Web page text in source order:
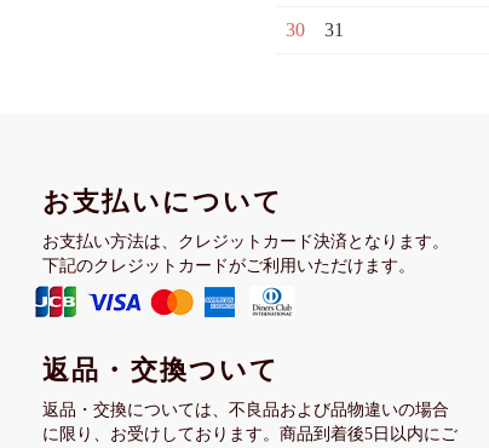
30 31
お支払いについて
お支払い方法は、クレジットカード決済となります。
下記のクレジットカードがご利用いただけます。
返品・交換ついて
返品・交換については、不良品および品物違いの場合
に限り、お受けしております。商品到着後5日以内にご